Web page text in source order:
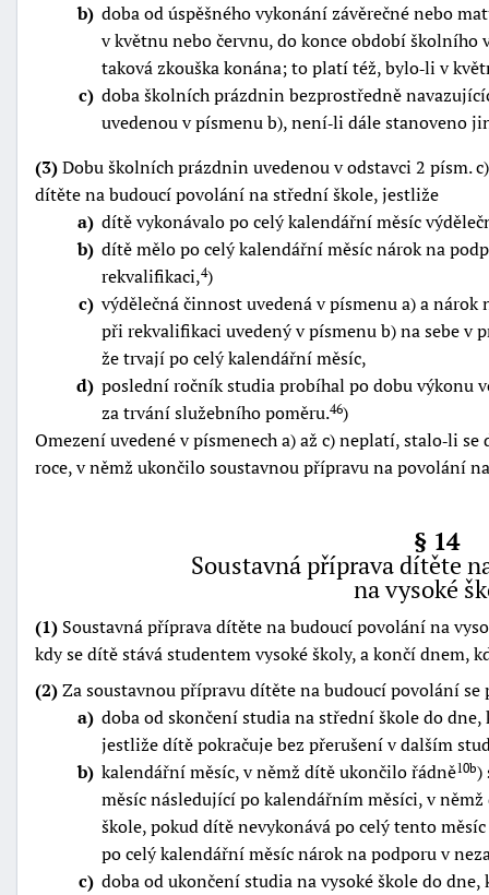
b doba od úspěšného vykonání závěrečné nebo
v květnu nebo červnu, do konce období školního
taková zkouška konána; to platí též, bylo‑li v
c doba školních prázdnin bezprostředně
uvedenou v písmenu b), není‑li dále stanoveno
(3)Dobu školních prázdnin uvedenou v odstavci 2 písm.
dítěte na budoucí povolání na střední škole, jestliže
a dítě vykonávalo po celý kalendářní měsíc
b dítě mělo po celý kalendářní měsíc nárok na
rekvalifikaci,4)
c výdělečná činnost uvedená v písmenu a) a
při rekvalifikaci uvedený v písmenu b) na sebe v
že trvají po celý kalendářní měsíc,
d poslední ročník studia probíhal po dobu výkonu
za trvání služebního poměru.46)
Omezení uvedené v písmenech a) až c) neplatí, stalo‑li
roce, v němž ukončilo soustavnou přípravu na povolání
§ 14
Soustavná příprava dítěte
na vysoké
(1) Soustavná příprava dítěte na budoucí povolání na
kdy se dítě stává studentem vysoké školy, a končí dnem,
(2)Za soustavnou přípravu dítěte na budoucí povolání se
a doba od skončení studia na střední škole do
jestliže dítě pokračuje bez přerušení v dalším
b kalendářní měsíc, v němž dítě ukončilo řádně10b)
měsíc následující po kalendářním měsíci, v
škole, pokud dítě nevykonává po celý tento
po celý kalendářní měsíc nárok na podporu v
c doba od ukončení studia na vysoké škole do